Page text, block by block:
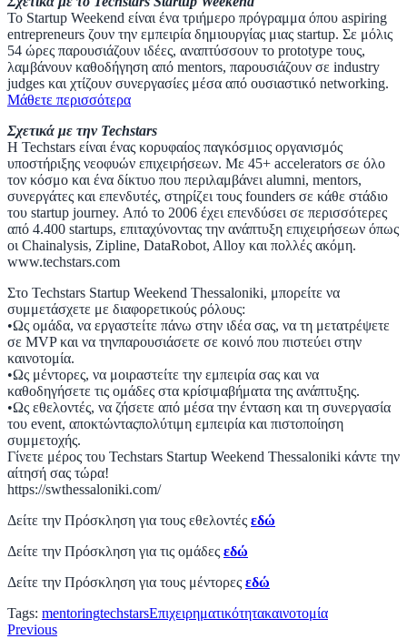
Το Startup Weekend είναι ένα τριήμερο πρόγραμμα όπου aspiring
entrepreneurs ζουν την εμπειρία δημιουργίας μιας startup. Σε μόλις
54 ώρες παρουσιάζουν ιδέες, αναπτύσσουν το prototype τους,
λαμβάνουν καθοδήγηση από mentors, παρουσιάζουν σε industry
judges και χτίζουν συνεργασίες μέσα από ουσιαστικό networking.
Μάθετε περισσότερα
Σχετικά με την Techstars
Η Techstars είναι ένας κορυφαίος παγκόσμιος οργανισμός
υποστήριξης νεοφυών επιχειρήσεων. Με 45+ accelerators σε όλο
τον κόσμο και ένα δίκτυο που περιλαμβάνει alumni, mentors,
συνεργάτες και επενδυτές, στηρίζει τους founders σε κάθε στάδιο
του startup journey. Από το 2006 έχει επενδύσει σε περισσότερες
από 4.400 startups, επιταχύνοντας την ανάπτυξη επιχειρήσεων όπως
οι Chainalysis, Zipline, DataRobot, Alloy και πολλές ακόμη.
www.techstars.com
Στο Techstars Startup Weekend Thessaloniki, μπορείτε να
συμμετάσχετε με διαφορετικούς ρόλους:
•Ως ομάδα, να εργαστείτε πάνω στην ιδέα σας, να τη μετατρέψετε
σε MVP και να τηνπαρουσιάσετε σε κοινό που πιστεύει στην
καινοτομία.
•Ως μέντορες, να μοιραστείτε την εμπειρία σας και να
καθοδηγήσετε τις ομάδες στα κρίσιμαβήματα της ανάπτυξης.
•Ως εθελοντές, να ζήσετε από μέσα την ένταση και τη συνεργασία
του event, αποκτώνταςπολύτιμη εμπειρία και πιστοποίηση
συμμετοχής.
Γίνετε μέρος του Techstars Startup Weekend Thessaloniki κάντε την
αίτησή σας τώρα!
https://swthessaloniki.com/
Δείτε την Πρόσκληση για τους εθελοντές εδώ
Δείτε την Πρόσκληση για τις ομάδες εδώ
Δείτε την Πρόσκληση για τους μέντορες εδώ
Tags: mentoringtechstarsΕπιχειρηματικότητακαινοτομία
Previous